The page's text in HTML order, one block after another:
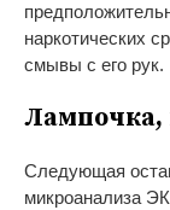
наркотических
смывы с его рук.
Лампочка,
Следующая
микроанализа